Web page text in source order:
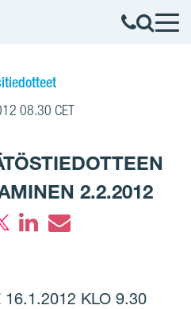
08.30 CET
2.2.2012
16.1.2012 KLO 9.30